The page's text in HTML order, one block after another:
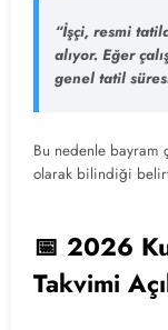
“İşçi, resmi
alıyor. Eğer
genel tatil
Bu nedenle bayram
olarak bilindiği
📅 2026
Takvimi